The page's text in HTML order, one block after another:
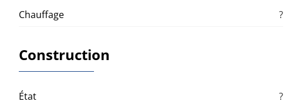
Chauffage ?
Construction
État ?